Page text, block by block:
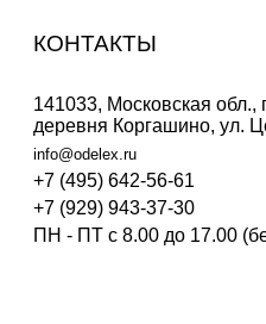
КОНТАКТЫ
141033, Московская
деревня Коргашино, ул.
info@odelex.ru
+7 (495) 642-56-61
+7 (929) 943-37-30
ПН - ПТ с 8.00 до 17.00